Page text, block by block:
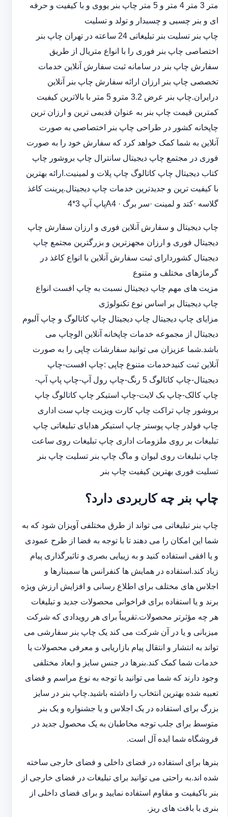
متر 3 متر 4 متر و 5 متر چاپ بنر یووی و با کیفیت و حرفه
ای و بنر چسبی و چسبدار و تولد و تسلیت
چاپ بنر تسلیت بنر تبلیغاتی 24 ساعته در تهران چاپ بنر
اختصاصی چاپ بنر فوری را با انواع متریال از طریق
سفارش چاپ بنر در سامانه ثبت سفارش آنلاین خدمات
تخصصی چاپ بنر ارزان ارائه سفارش چاپ بنر آنلاین
درایران.چاپ بنر عرض 3.2 مترو 5 متر با بالاترین کیفیت
کمترین قیمت چاپ بنر به عنوان قدیمی ترین و ارزان ترین
چاپخانه کشور در طراحی چاپ بنر اختصاصی به صورت
آنلاین به شما کمک خواهد کرد که سفارش خود را به صورت
فوری در مجتمع چاپ دیجیتال سانترال چاپ بروشور چاپ
کتاب دیجیتال چاپ کاتالوگ چاپ پلات و لمینیت.ارائه بهترین
با کیفیت ترین و جدیدترین خدمات چاپ دیجیتال.پرینت کاغذ
گلاسه ·‎کتد و لمینت ·‎سر برگ A4 ·‎پاپ آپ 3*4
چاپ دیجیتال و سفارش آنلاین فوری و ارزان سفارش چاپ
دیجیتال فوری و ارزان مجهزترین و بزرگترین مجتمع چاپ
دیجیتال کشوردارای ثبت سفارش آنلاین با انواع کاغذ در
گرماژهای مختلف و متنوع
مزیت های مهم چاپ دیجیتال نسبت به چاپ افست انواع
چاپ دیجیتال بر اساس نوع تکنولوژی
مزایای چاپ دیجیتال چاپ دیجیتال چاپ کاتالوگ و چاپ آلبوم
دیجیتال از مجموعه خدمات چاپخانه آنلاین الوچاپ می
باشد.شما عزیزان می توانید سفارشات چاپی را به صورت
آنلاین ثبت کنیدخدمات متنوع چاپی :چاپ افست-چاپ
دیجیتال-چاپ کاتالوگ 5 رنگ-چاپ رول آپ-چاپ پاپ آپ-
چاپ کالک-چاپ بک لایت-چاپ استیکر چاپ کاتالوگ چاپ
بروشور چاپ تراکت چاپ کارت ویزیت چاپ ست اداری
چاپ فولدر چاپ پوستر چاپ استیکر هدایای تبلیغاتی چاپ
تبلیغات بر روی ملزومات اداری چاپ تبلیغات روی ساعت
چاپ تبلیغات روی لیوان و ماگ چاپ بنر تسلیت چاپ بنر
تسلیت فوری بهترین کیفیت چاپ بنر
چاپ بنر چه کاربردی دارد؟
چاپ بنر تبلیغاتی می تواند از طرق مختلفی آویزان شود که به
شما این امکان را می دهند تا با توجه به فضا از طرح عمودی
و یا افقی استفاده کنید و به زییایی بصری و تاثیرگذاری پیام
زیاد کند.استفاده در همایش ها کنفرانس ها سمینارها و
اجلاس های مختلف برای اطلاع رسانی و افزایش ارزش ویژه
برند و یا استفاده برای فراخوانی محصولات جدید و تبلیغات
هر چه مؤثرتر محصولات.تقریباً برای هر رویدادی که شرکت
میزبانی و یا در آن شرکت می کند یک چاپ بنر سفارشی می
تواند به انتشار و انتقال پیام بازاریابی و معرفی محصولات یا
خدمات شما کمک کند.بنرها در جنس سایز و ابعاد مختلفی
وجود دارند که شما می توانید با توجه به نوع مراسم و فضای
تعبیه شده بهترین انتخاب را داشته باشید.چاپ بنر در سایز
بزرگ برای استفاده در یک اجلاس و یا جشنواره و یک بنر
متوسط برای جلب توجه مخاطبان به یک محصول جدید در
فروشگاه شما ایده آل است.
بنرها برای استفاده در فضای داخلی و فضای خارجی ساخته
شده اند.به راحتی می توانید برای تبلیغات در فضای خارجی از
بنر باکیفیت و مقاوم استفاده نمایید و برای فضای داخلی از
بنری با بافت های ریز.